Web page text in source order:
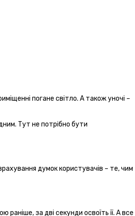
погане світло. А також уночі –
Тут не потрібно бути
думок користувачів – те, чим
за дві секунди освоїть її. А все